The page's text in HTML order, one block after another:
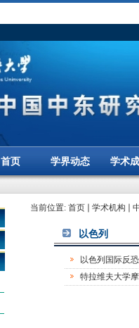
首页 学界动态 学术
当前位置: 首页 学术机构
以色列
以色列国际反
特拉维夫大学